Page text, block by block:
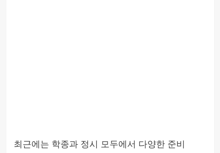
최근에는 학종과 정시 모두에서 다양한 준비